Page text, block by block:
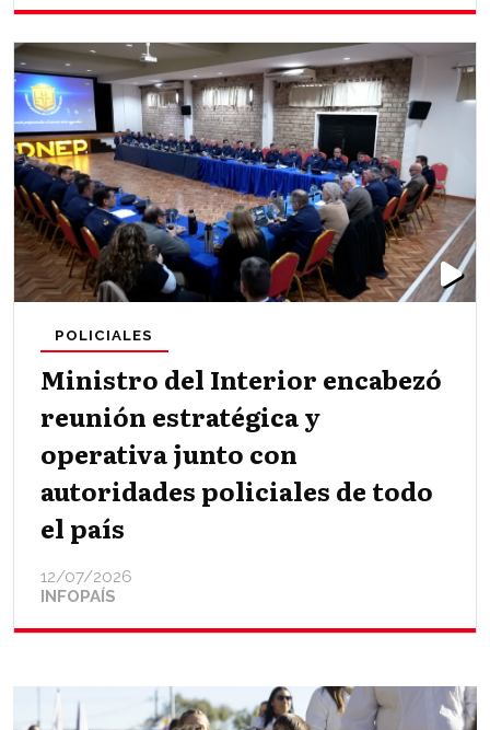
Ministro del Interior encabezó
reunión estratégica y
operativa junto con
autoridades policiales de todo
el país
INFOPAÍS
POLICIALES
12/07/2026